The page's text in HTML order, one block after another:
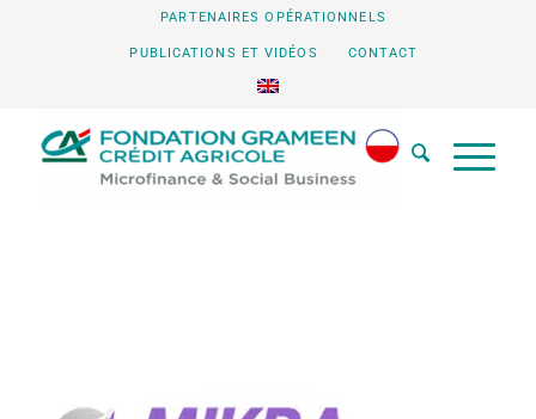
PARTENAIRES OPÉRATIONNELS
PUBLICATIONS ET VIDÉOS CONTACT